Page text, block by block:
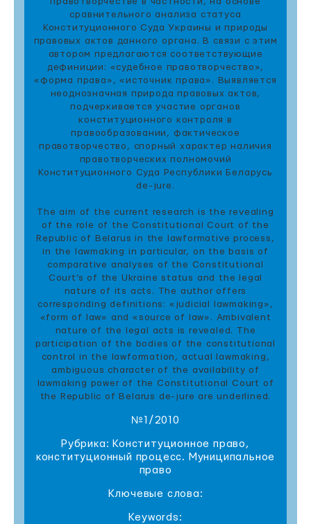
сравнительного анализа статуса
Конституционного Суда Украины и природы
правовых актов данного органа. В связи с этим
автором предлагаются соответствующие
дефиниции: «судебное правотворчество»,
«форма права», «источник права». Выявляется
неоднозначная природа правовых актов,
подчеркивается участие органов
конституционного контроля в
правообразовании, фактическое
правотворчество, спорный характер наличия
правотворческих полномочий
Конституционного Суда Республики Беларусь
de-jure.
The aim of the current research is the revealing
of the role of the Constitutional Court of the
Republic of Belarus in the lawformative process,
in the lawmaking in particular, on the basis of
comparative analyses of the Constitutional
Court’s of the Ukraine status and the legal
nature of its acts. The author offers
corresponding definitions: «judicial lawmaking»,
«form of law» and «source of law». Ambivalent
nature of the legal acts is revealed. The
participation of the bodies of the constitutional
control in the lawformation, actual lawmaking,
ambiguous character of the availability of
lawmaking power of the Constitutional Court of
the Republic of Belarus de-jure are underlined.
№1/2010
Рубрика: Конституционное право,
конституционный процесс. Муниципальное
право
Ключевые слова:
Keywords: